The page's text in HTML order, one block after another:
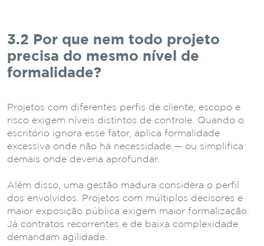
3.2 Por que nem todo projeto
precisa do mesmo nível de
formalidade?
Projetos com diferentes perfis de cliente, escopo e
risco exigem níveis distintos de controle. Quando o
escritório ignora esse fator, aplica formalidade
excessiva onde não há necessidade — ou simplifica
demais onde deveria aprofundar.
Além disso, uma gestão madura considera o perfil
dos envolvidos. Projetos com múltiplos decisores e
maior exposição pública exigem maior formalização.
Já contratos recorrentes e de baixa complexidade
demandam agilidade.